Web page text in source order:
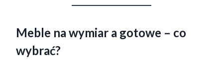
Meble na wymiar a gotowe – co
wybrać?